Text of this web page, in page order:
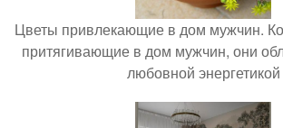
Цветы привлекающие в дом мужчин.
притягивающие в дом мужчин, они
любовной энергетикой